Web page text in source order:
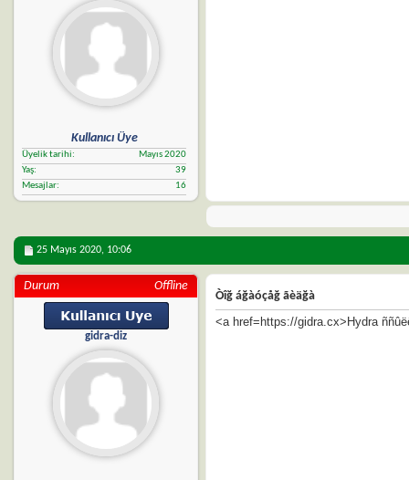
Kullanıcı Üye
Üyelik tarihi
Mayıs 2020
Yaş
39
Mesajlar
16
25 Mayıs 2020, 10:06
Durum Offline
gidra-diz
Òîğ áğàóçåğ ãèäğà
<a href=https://gidra.cx>Hydra